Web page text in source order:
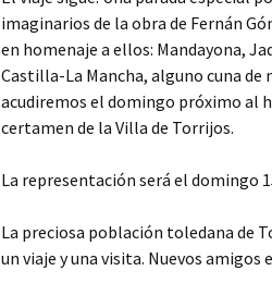
imaginarios de la obra de Fernán
en homenaje a ellos: Mandayona,
Castilla-La Mancha, alguno cuna de
acudiremos el domingo próximo al
certamen de la Villa de Torrijos.
La representación será el domingo
La preciosa población toledana de
un viaje y una visita. Nuevos amigos